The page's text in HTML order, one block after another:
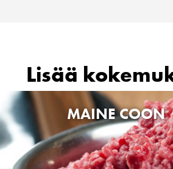
Lisää
MAINE COON